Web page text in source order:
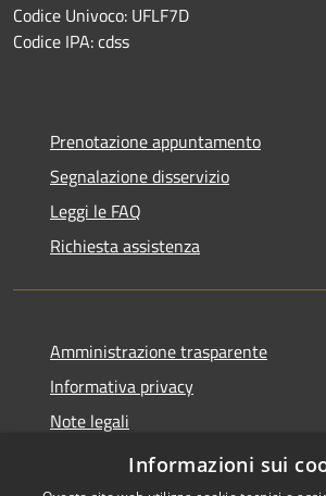
Codice Univoco: UFLF7D
Codice IPA: cdss
Prenotazione appuntamento
Segnalazione disservizio
Leggi le FAQ
Richiesta assistenza
Amministrazione trasparente
Informativa privacy
Note legali
Dichiarazione di accessibilità
Informazioni sui